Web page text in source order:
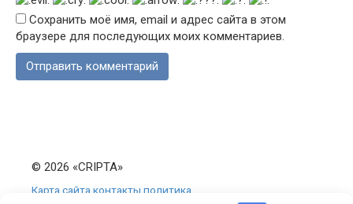
Сохранить моё имя, email и адрес сайта в этом
браузере для последующих моих комментариев.
© 2026 «CRIPTA»
Карта сайта контакты политика